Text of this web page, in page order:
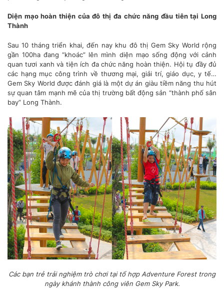
Diện mạo hoàn thiện của đô thị đa chức năng đầu tiên tại Long
Thành
Sau 10 tháng triển khai, đến nay khu đô thị Gem Sky World rộng
gần 100ha đang “khoác” lên mình diện mạo sống động với cảnh
quan tươi xanh và tiện ích đa chức năng hoàn thiện. Hội tụ đầy đủ
các hạng mục công trình về thương mại, giải trí, giáo dục, y tế…
Gem Sky World được đánh giá là một dự án giàu tiềm năng thu hút
sự quan tâm mạnh mẽ của thị trường bất động sản “thành phố sân
bay” Long Thành.
Các bạn trẻ trải nghiệm trò chơi tại tổ hợp Adventure Forest trong
ngày khánh thành công viên Gem Sky Park.